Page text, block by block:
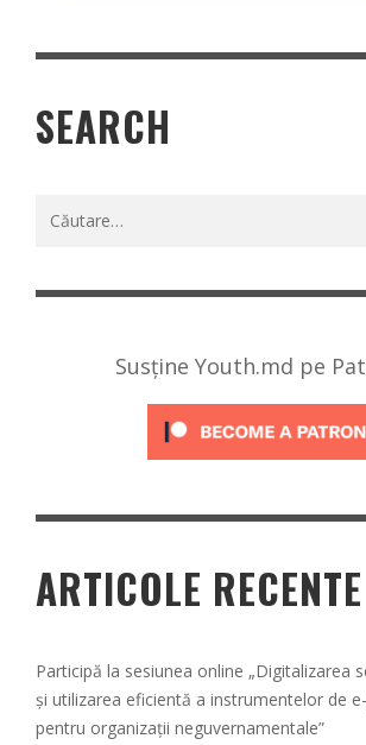
SEARCH
Caută
Susține Youth.md pe
ARTICOLE RECENTE
Participă la sesiunea online „Digitalizarea
și utilizarea eficientă a instrumentelor de
pentru organizații neguvernamentale”